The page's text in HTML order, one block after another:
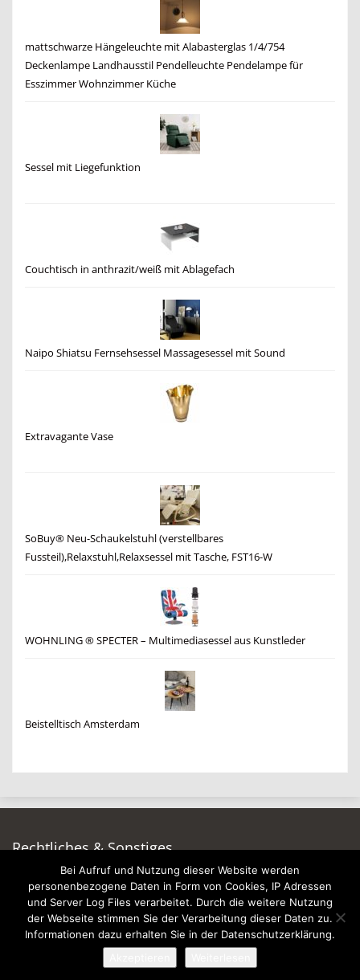
mattschwarze Hängeleuchte mit Alabasterglas 1/4/754
Deckenlampe Landhausstil Pendelleuchte Pendelampe für
Esszimmer Wohnzimmer Küche
Sessel mit Liegefunktion
Couchtisch in anthrazit/weiß mit Ablagefach
Naipo Shiatsu Fernsehsessel Massagesessel mit Sound
Extravagante Vase
SoBuy® Neu-Schaukelstuhl (verstellbares
Fussteil),Relaxstuhl,Relaxsessel mit Tasche, FST16-W
WOHNLING ® SPECTER – Multimediasessel aus Kunstleder
Beistelltisch Amsterdam
Rechtliches & Sonstiges
Auf dieser Seite werben
Datenschutzerklärung
Impressum
Bei Aufruf und Nutzung dieser Website werden
personenbezogene Daten in Form von Cookies, IP Adressen
und Server Log Files verarbeitet. Durch die weitere Nutzung
der Webseite stimmen Sie der Verarbeitung dieser Daten zu.
Informationen dazu erhalten Sie in der Datenschutzerklärung.